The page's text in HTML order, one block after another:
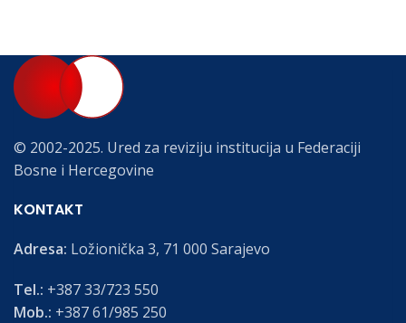
© 2002-2025. Ured za reviziju institucija u Federaciji
Bosne i Hercegovine
KONTAKT
Adresa: Ložionička 3, 71 000 Sarajevo
Tel.: +387 33/723 550
Mob.: +387 61/985 250